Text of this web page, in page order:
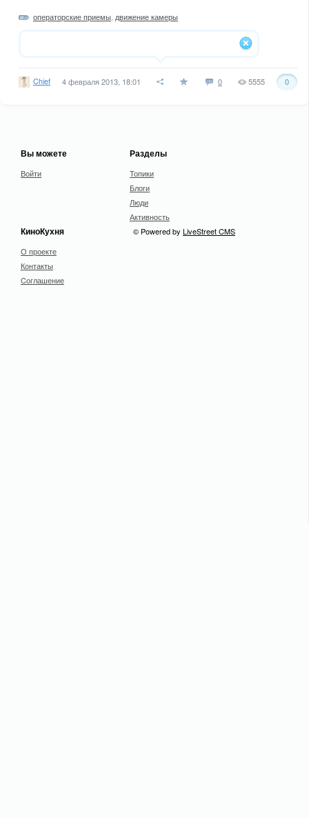
операторские приемы движение камеры
Chief 4 февраля 2013, 18:01 0 0
5555
Вы можете
Войти
Разделы
Топики
Блоги
Люди
Активность
КиноКухня
О проекте
Контакты
Cоглашение
© Powered by LiveStreet CMS